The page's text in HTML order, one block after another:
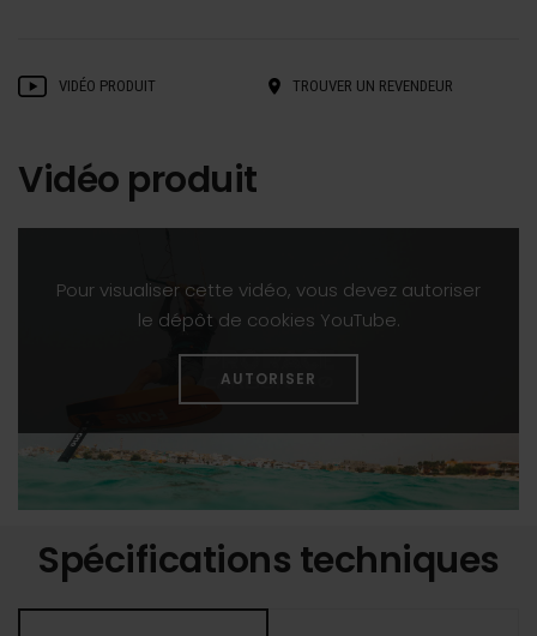
VIDÉO PRODUIT TROUVER UN REVENDEUR
Vidéo produit
Pour visualiser cette vidéo, vous devez autoriser
le dépôt de cookies YouTube.
AUTORISER
Spécifications techniques